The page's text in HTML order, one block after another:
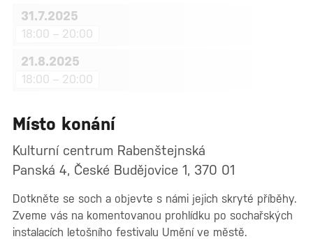
31.7.2025
18:00 – 20:00
21.8.2025
18:00 – 20:00
Místo konání
Kulturní centrum Rabenštejnská
Panská 4, České Budějovice 1, 370 01
Dotkněte se soch a objevte s námi jejich skryté příběhy.
Zveme vás na komentovanou prohlídku po sochařských
instalacích letošního festivalu Umění ve městě.